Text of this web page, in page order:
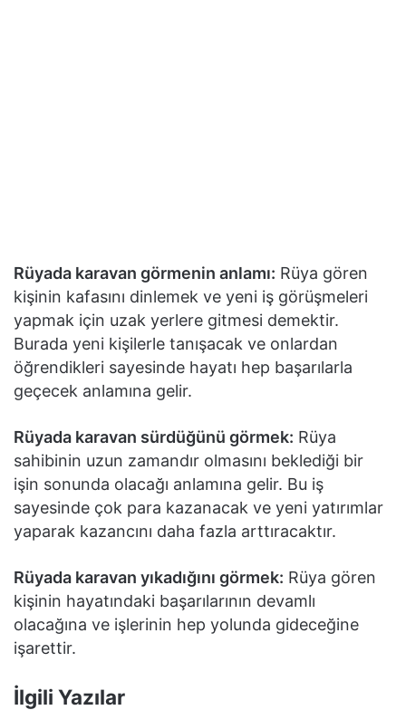
Rüyada karavan görmenin anlamı: Rüya gören
kişinin kafasını dinlemek ve yeni iş görüşmeleri
yapmak için uzak yerlere gitmesi demektir.
Burada yeni kişilerle tanışacak ve onlardan
öğrendikleri sayesinde hayatı hep başarılarla
geçecek anlamına gelir.
Rüyada karavan sürdüğünü görmek: Rüya
sahibinin uzun zamandır olmasını beklediği bir
işin sonunda olacağı anlamına gelir. Bu iş
sayesinde çok para kazanacak ve yeni yatırımlar
yaparak kazancını daha fazla arttıracaktır.
Rüyada karavan yıkadığını görmek: Rüya gören
kişinin hayatındaki başarılarının devamlı
olacağına ve işlerinin hep yolunda gideceğine
işarettir.
İlgili Yazılar